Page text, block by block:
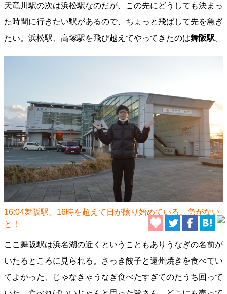
天竜川駅の次は浜松駅なのだが、この先にどうしても決まっ
た時間に行きたい駅があるので、ちょっと飛ばして先を急ぎ
たい。浜松駅、高塚駅を飛び越えてやってきたのは舞阪駅。
16:04舞阪駅。16時を超えて日が陰り始めている。急がない
と！
ここ舞阪駅は浜名湖の近くということもありうなぎの名前が
いたるところに見られる。さっき餃子と遠州焼きを食べてい
てよかった、じゃなきゃうなぎ食べたすぎてのたうち回って